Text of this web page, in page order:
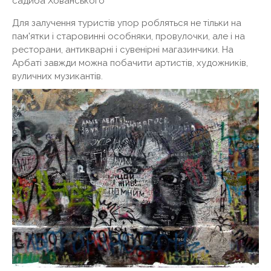
Для залучення туристів упор робляться не тільки на
пам'ятки і старовинні особняки, провулочки, але і на
ресторани, антикварні і сувенірні магазинчики. На
Арбаті завжди можна побачити артистів, художників,
вуличних музикантів.